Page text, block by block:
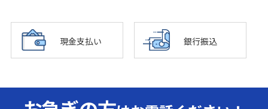
現金支払い 銀行振込